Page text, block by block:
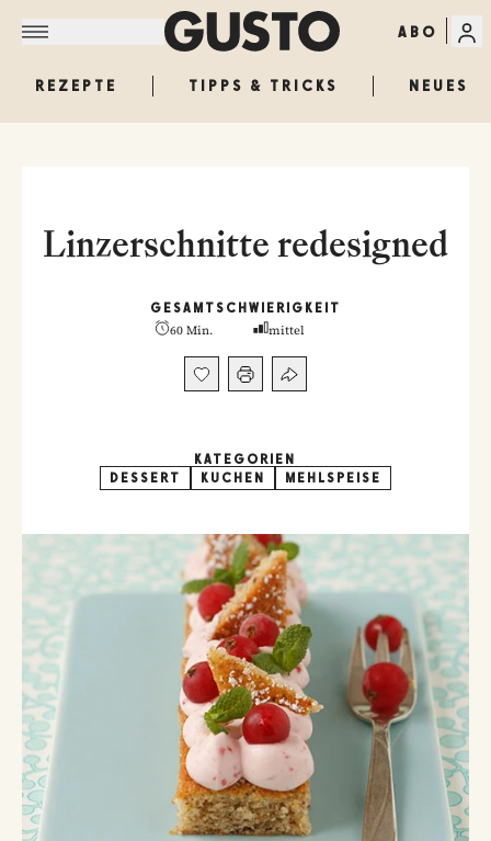
ABO
REZEPTE TIPPS & TRICKS NEUES
Linzerschnitte redesigned
GESAMT
60 Min.
SCHWIERIGKEIT
mittel
KATEGORIEN
DESSERT
KUCHEN MEHLSPEISE